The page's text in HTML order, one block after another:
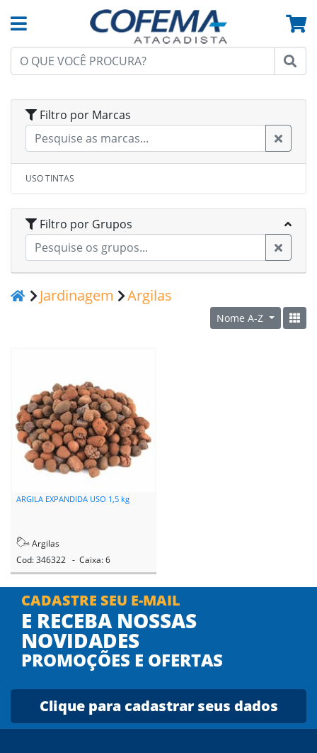
Filtro por Marcas
USO TINTAS
Filtro por Grupos
Jardinagem Argilas
Nome A-Z
ARGILA EXPANDIDA USO 1,5 kg
Argilas
Cod: 346322 - Caixa: 6
CADASTRE SEU E-MAIL
E RECEBA NOSSAS
NOVIDADES
PROMOÇÕES E OFERTAS
Clique para cadastrar seus dados